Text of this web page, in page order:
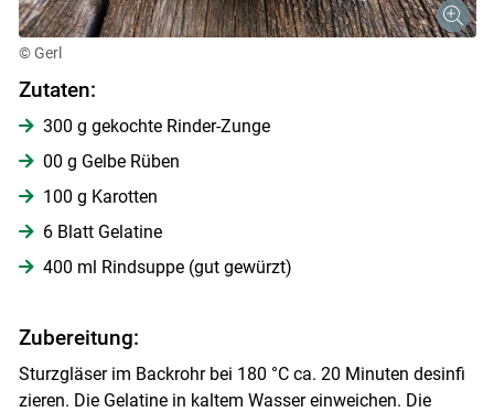
Skip to main content
© Gerl
Zutaten:
300 g gekochte Rinder-Zunge
00 g Gelbe Rüben
100 g Karotten
6 Blatt Gelatine
400 ml Rindsuppe (gut gewürzt)
Zubereitung:
Sturzgläser im Backrohr bei 180 °C ca. 20 Minuten desinfi
zieren. Die Gelatine in kaltem Wasser einweichen. Die